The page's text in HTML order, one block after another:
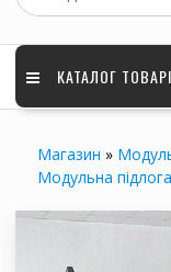
КАТАЛОГ
Магазин »
Модульна підлога